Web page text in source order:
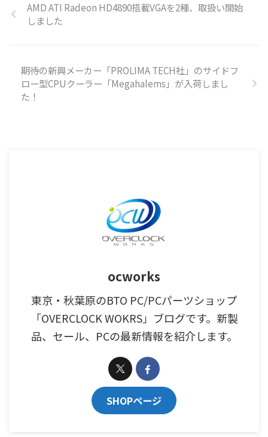
AMD ATI Radeon HD4890搭載VGAを2種、取扱い開始
しました
期待の新興メーカー「PROLIMA TECH社」のサイドフ
ロー型CPUクーラー「Megahalems」が入荷しまし
た！
ocworks
東京・秋葉原のBTO PC/PCパーツショップ
「OVERCLOCK WOKRS」ブログです。新製
品、セール、PCの最新情報を紹介します。
SHOPページ